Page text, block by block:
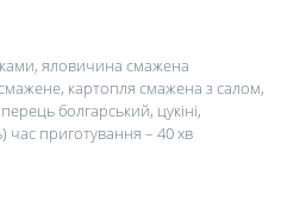
яловичина смажена
картопля смажена з салом,
болгарський, цукіні,
час приготування – 40 хв